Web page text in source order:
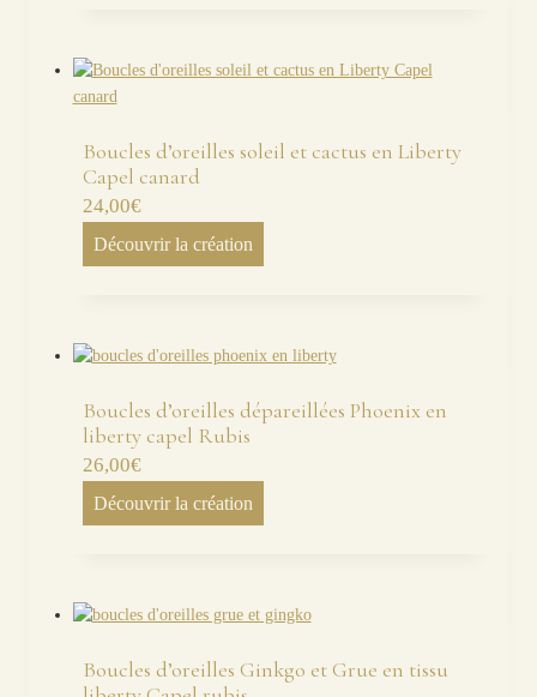
Boucles d’oreilles soleil et cactus en Liberty
Capel canard
24,00€
Découvrir la création
Boucles d’oreilles dépareillées Phoenix en
liberty capel Rubis
26,00€
Découvrir la création
Boucles d’oreilles Ginkgo et Grue en tissu